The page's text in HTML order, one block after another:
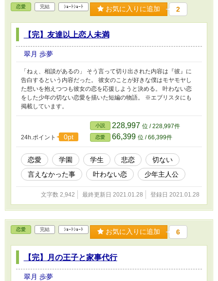
恋愛 完結 ｼｮｰﾄｼｮｰﾄ お気に入りに追加 2
【完】友達以上恋人未満
翠月 歩夢
「ねぇ、相談があるの」 そう言って切り出された内容は『彼』に
告白するという内容だった。 彼女のことが好きな僕はモヤモヤし
た想いを抱えつつも彼女の恋を応援しようと決める。 叶わない恋
をした少年の切ない恋愛を描いた短編の物語。 ※エブリスタにも
掲載しています。
24h.ポイント 0pt
小説 228,997 位 / 228,997件
恋愛 66,399 位 / 66,399件
恋愛 学園 学生 悲恋
切ない
言えなかった事
叶わない恋 少年主人公
文字数 2,942 最終更新日 2021.01.28 登録日 2021.01.28
恋愛 完結 ｼｮｰﾄｼｮｰﾄ お気に入りに追加 6
【完】月の王子と家事代行
翠月 歩夢